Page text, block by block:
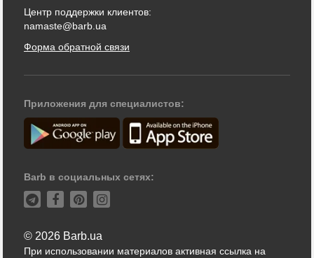
Центр поддержки клиентов:
namaste@barb.ua
Форма обратной связи
Приложения для специалистов:
Barb в социальных сетях:
© 2026 Barb.ua
При использовании материалов активная ссылка на